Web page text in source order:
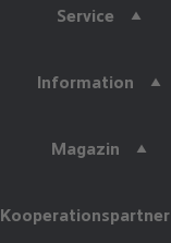
Service
Information
Magazin
Kooperationspartner